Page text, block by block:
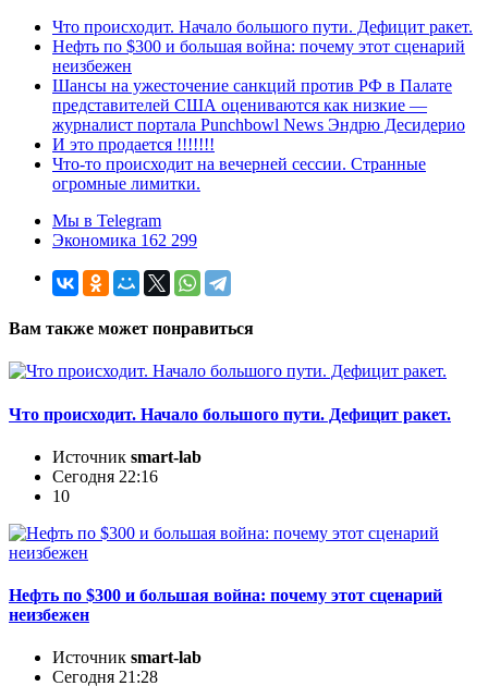
Что происходит. Начало большого пути. Дефицит ракет.
Нефть по $300 и большая война: почему этот сценарий
неизбежен
Шансы на ужесточение санкций против РФ в Палате
представителей США оцениваются как низкие —
журналист портала Punchbowl News Эндрю Десидерио
И это продается !!!!!!!
Что-то происходит на вечерней сессии. Странные
огромные лимитки.
Мы в Telegram
Экономика 162 299
Вам также может понравиться
Что происходит. Начало большого пути. Дефицит ракет.
Источник smart-lab
Сегодня 22:16
10
Нефть по $300 и большая война: почему этот сценарий
неизбежен
Источник smart-lab
Сегодня 21:28